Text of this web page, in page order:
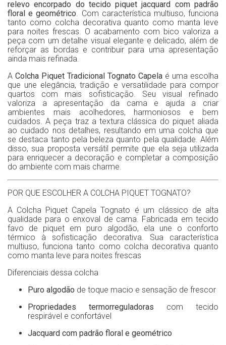
relevo encorpado do tecido piquet jacquard com padrão
floral e geométrico . Com característica multiuso, funciona
tanto como colcha decorativa quanto como manta leve
para noites frescas. O acabamento com bico valoriza a
peça com um detalhe visual elegante e delicado, além de
reforçar as bordas e contribuir para uma apresentação
ainda mais refinada.
A Colcha Piquet Tradicional Tognato Capela é uma escolha
que une elegância, tradição e versatilidade para compor
quartos com mais sofisticação. Seu visual refinado
valoriza a apresentação da cama e ajuda a criar
ambientes mais acolhedores, harmoniosos e bem
cuidados. A peça traz a textura clássica do piquet aliada
ao cuidado nos detalhes, resultando em uma colcha que
se destaca tanto pela beleza quanto pela qualidade. Além
disso, sua proposta versátil permite que ela seja utilizada
para enriquecer a decoração e completar a composição
do ambiente com mais charme.
POR QUE ESCOLHER A COLCHA PIQUET TOGNATO?
A Colcha Piquet Capela Tognato é um clássico de alta
qualidade para o enxoval de cama. Fabricada em tecido
favo de piquet em puro algodão, ela une o conforto
térmico à sofisticação decorativa. Sua característica
multiuso, funciona tanto como colcha decorativa quanto
como manta leve para noites frescas
Diferenciais dessa colcha
Puro algodão de toque macio e sensação de frescor
Propriedades termorreguladoras com tecido
respirável e confortável
Jacquard com padrão floral e geométrico